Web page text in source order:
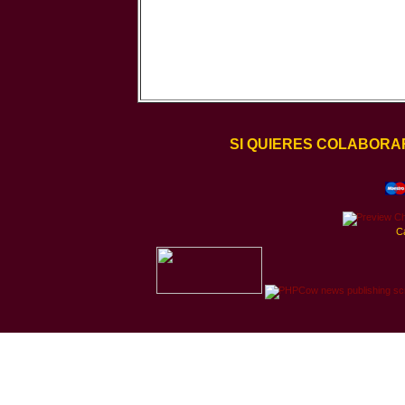
SI QUIERES